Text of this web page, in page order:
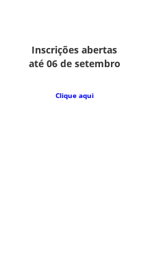
Inscrições abertas
até 06 de setembro
Clique aqui